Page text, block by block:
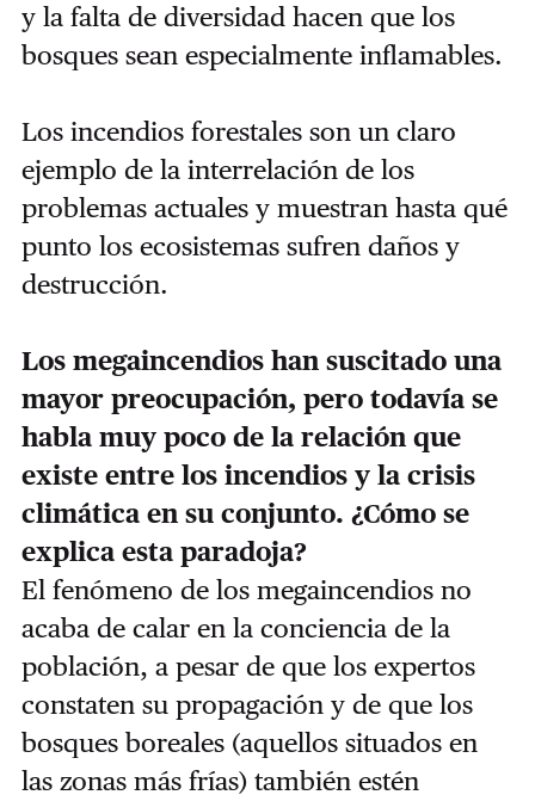
y la falta de diversidad hacen que los
bosques sean especialmente inflamables.
Los incendios forestales son un claro
ejemplo de la interrelación de los
problemas actuales y muestran hasta qué
punto los ecosistemas sufren daños y
destrucción.
Los megaincendios han suscitado una
mayor preocupación, pero todavía se
habla muy poco de la relación que
existe entre los incendios y la crisis
climática en su conjunto. ¿Cómo se
explica esta paradoja?
El fenómeno de los megaincendios no
acaba de calar en la conciencia de la
población, a pesar de que los expertos
constaten su propagación y de que los
bosques boreales (aquellos situados en
las zonas más frías) también estén